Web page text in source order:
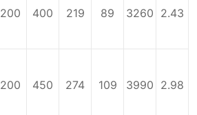
200 400 219 89 3260 2.43
200 450 274 109 3990 2.98